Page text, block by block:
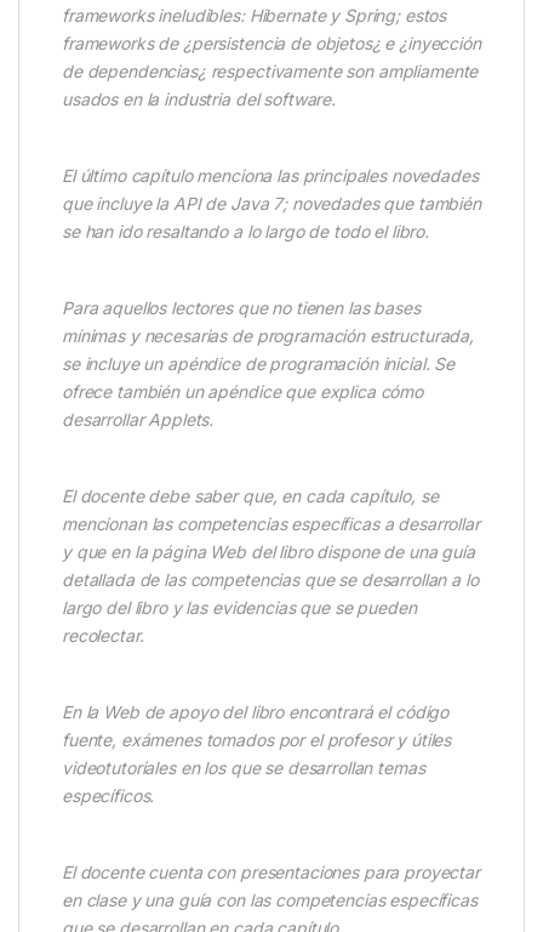
frameworks ineludibles: Hibernate y Spring; estos
frameworks de ¿persistencia de objetos¿ e ¿inyección
de dependencias¿ respectivamente son ampliamente
usados en la industria del software.
El último capítulo menciona las principales novedades
que incluye la API de Java 7; novedades que también
se han ido resaltando a lo largo de todo el libro.
Para aquellos lectores que no tienen las bases
mínimas y necesarias de programación estructurada,
se incluye un apéndice de programación inicial. Se
ofrece también un apéndice que explica cómo
desarrollar Applets.
El docente debe saber que, en cada capítulo, se
mencionan las competencias específicas a desarrollar
y que en la página Web del libro dispone de una guía
detallada de las competencias que se desarrollan a lo
largo del libro y las evidencias que se pueden
recolectar.
En la Web de apoyo del libro encontrará el código
fuente, exámenes tomados por el profesor y útiles
videotutoriales en los que se desarrollan temas
específicos.
El docente cuenta con presentaciones para proyectar
en clase y una guía con las competencias específicas